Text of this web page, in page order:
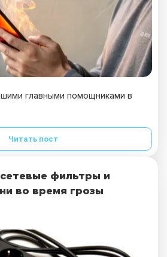
главными помощниками в
Читать пост
фильтры и
во время грозы